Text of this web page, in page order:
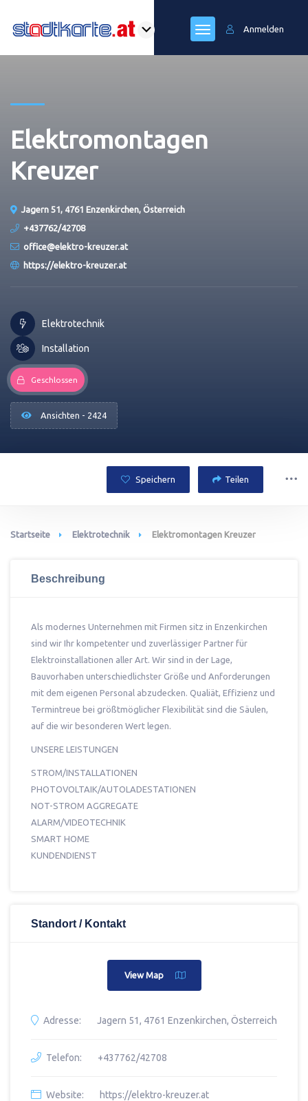
Anmelden
Elektromontagen
Kreuzer
Jagern 51, 4761 Enzenkirchen, Österreich
+437762/42708
office@elektro-kreuzer.at
https://elektro-kreuzer.at
Elektrotechnik
Installation
Geschlossen
Ansichten - 2424
Speichern Teilen
Startseite Elektrotechnik Elektromontagen Kreuzer
Beschreibung
Als modernes Unternehmen mit Firmen sitz in Enzenkirchen
sind wir Ihr kompetenter und zuverlässiger Partner für
Elektroinstallationen aller Art. Wir sind in der Lage,
Bauvorhaben unterschiedlichster Größe und Anforderungen
mit dem eigenen Personal abzudecken. Qualiät, Effizienz und
Termintreue bei größtmöglicher Flexibilität sind die Säulen,
auf die wir besonderen Wert legen.
UNSERE LEISTUNGEN
STROM/INSTALLATIONEN
PHOTOVOLTAIK/AUTOLADESTATIONEN
NOT-STROM AGGREGATE
ALARM/VIDEOTECHNIK
SMART HOME
KUNDENDIENST
Standort / Kontakt
View Map
Adresse: Jagern 51, 4761 Enzenkirchen, Österreich
Telefon: +437762/42708
Website: https://elektro-kreuzer.at